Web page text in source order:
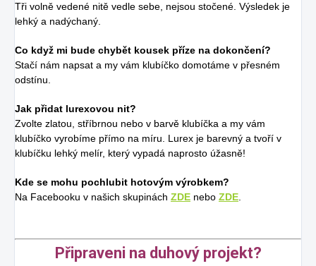
Tři volně vedené nitě vedle sebe, nejsou stočené. Výsledek je
lehký a nadýchaný.
Co když mi bude chybět kousek příze na dokončení?
Stačí nám napsat a my vám klubíčko domotáme v přesném
odstínu.
Jak přidat lurexovou nit?
Zvolte zlatou, stříbrnou nebo v barvě klubíčka a my vám
klubíčko vyrobíme přímo na míru. Lurex je barevný a tvoří v
klubíčku lehký melír, který vypadá naprosto úžasně!
Kde se mohu pochlubit hotovým výrobkem?
Na Facebooku v našich skupinách ZDE nebo ZDE.
Připraveni na duhový projekt?